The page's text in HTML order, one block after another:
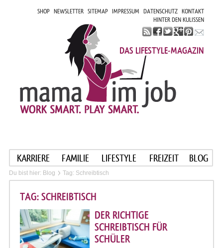
SHOP NEWSLETTER SITEMAP IMPRESSUM DATENSCHUTZ KONTAKT
HINTER DEN KULISSEN
DAS LIFESTYLE-MAGAZIN
KARRIERE FAMILIE LIFESTYLE FREIZEIT BLOG
Du bist hier: Blog Tag: Schreibtisch
TAG: SCHREIBTISCH
DER RICHTIGE
SCHREIBTISCH FÜR
SCHÜLER